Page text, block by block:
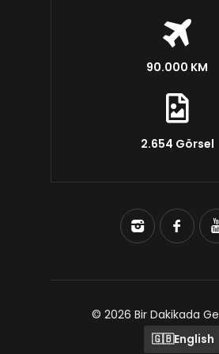
90.000 KM
2.654 Görsel
© 2026 Bir Dakikada
🇬🇧English